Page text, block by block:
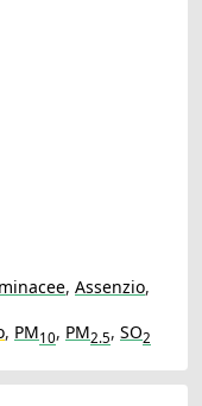
, Assenzio,
, PM10, PM2.5, SO2